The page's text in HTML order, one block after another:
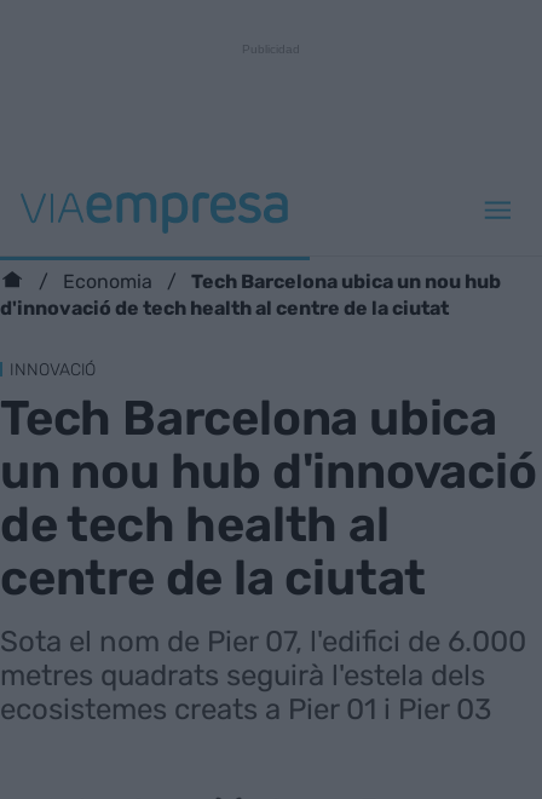
Economia
Tech Barcelona ubica un nou hub
d'innovació de tech health al centre de la ciutat
INNOVACIÓ
Tech Barcelona ubica
un nou hub d'innovació
de tech health al
centre de la ciutat
Sota el nom de Pier 07, l'edifici de 6.000
metres quadrats seguirà l'estela dels
ecosistemes creats a Pier 01 i Pier 03